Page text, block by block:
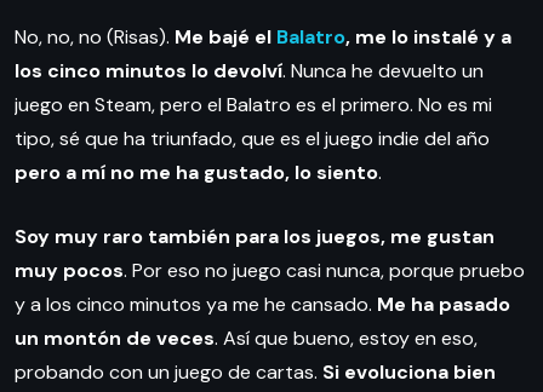
No, no, no (Risas). Me bajé el Balatro, me lo instalé y a
los cinco minutos lo devolví. Nunca he devuelto un
juego en Steam, pero el Balatro es el primero. No es mi
tipo, sé que ha triunfado, que es el juego indie del año
pero a mí no me ha gustado, lo siento.
Soy muy raro también para los juegos, me gustan
muy pocos. Por eso no juego casi nunca, porque pruebo
y a los cinco minutos ya me he cansado. Me ha pasado
un montón de veces. Así que bueno, estoy en eso,
probando con un juego de cartas. Si evoluciona bien